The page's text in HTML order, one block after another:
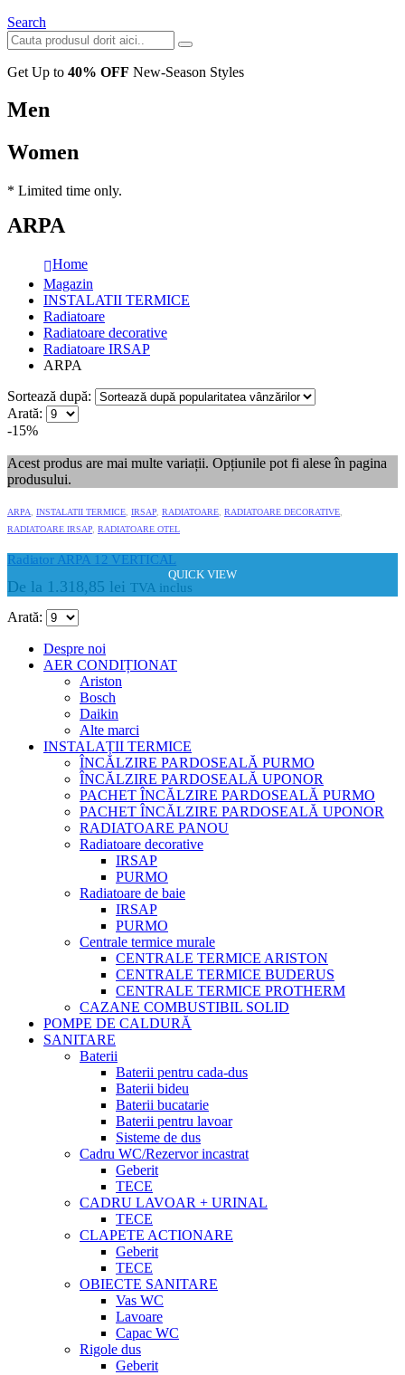
Search
Get Up to 40% OFF New-Season Styles
Men
Women
* Limited time only.
ARPA
Home
Magazin
INSTALATII TERMICE
Radiatoare
Radiatoare decorative
Radiatoare IRSAP
ARPA
Sortează după:
Arată:
-15%
Acest produs are mai multe variații. Opțiunile pot fi alese în pagina
produsului.
QUICK VIEW
ARPA INSTALATII TERMICE IRSAP RADIATOARE RADIATOARE DECORATIVE
RADIATOARE IRSAP RADIATOARE OTEL
Radiator ARPA 12 VERTICAL
De la 1.318,85 lei TVA inclus
Arată:
Despre noi
AER CONDIȚIONAT
Ariston
Bosch
Daikin
Alte marci
INSTALAȚII TERMICE
ÎNCĂLZIRE PARDOSEALĂ PURMO
ÎNCĂLZIRE PARDOSEALĂ UPONOR
PACHET ÎNCĂLZIRE PARDOSEALĂ PURMO
PACHET ÎNCĂLZIRE PARDOSEALĂ UPONOR
RADIATOARE PANOU
Radiatoare decorative
IRSAP
PURMO
Radiatoare de baie
IRSAP
PURMO
Centrale termice murale
CENTRALE TERMICE ARISTON
CENTRALE TERMICE BUDERUS
CENTRALE TERMICE PROTHERM
CAZANE COMBUSTIBIL SOLID
POMPE DE CALDURĂ
SANITARE
Baterii
Baterii pentru cada-dus
Baterii bideu
Baterii bucatarie
Baterii pentru lavoar
Sisteme de dus
Cadru WC/Rezervor incastrat
Geberit
TECE
CADRU LAVOAR + URINAL
TECE
CLAPETE ACTIONARE
Geberit
TECE
OBIECTE SANITARE
Vas WC
Lavoare
Capac WC
Rigole dus
Geberit